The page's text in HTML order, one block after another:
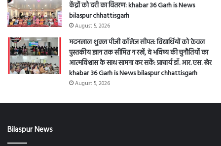
bilaspur chhattisgarh
August 5, 2026
मदनलाल शुक्ल पीजी कॉलेज सीपत: विद्यार्थियों को केवल
पुस्तकीय ज्ञान तक सीमित न रखें, वे भविष्य की चुनौतियों का
आत्मविश्वास के साथ सामना कर सकें: प्राचार्य डॉ. आर. एस. खेर
khabar 36 Garh is News bilaspur chhattisgarh
August 5, 2026
Bilaspur News